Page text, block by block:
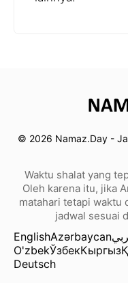
© 2026 Namaz.Day -
Waktu shalat yang
Oleh karena itu, jika
matahari tetapi waktu
jadwal sesuai
EnglishAzərbaycan
O'zbekЎзбекКыргыз
Deutsch